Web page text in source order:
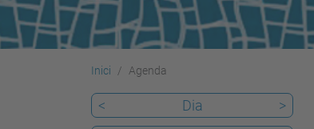
Inici Agenda
< Dia
>